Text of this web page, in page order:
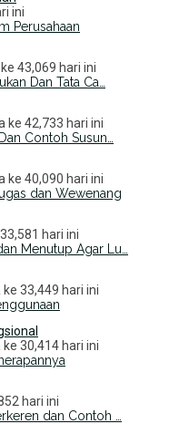
ini
Perusahaan
43,069 hari ini
Dan Tata Ca…
ke 42,733 hari ini
Contoh Susun…
ke 40,090 hari ini
dan Wewenang
hari ini
Menutup Agar Lu…
33,449 hari ini
30,414 hari ini
hari ini
dan Contoh …